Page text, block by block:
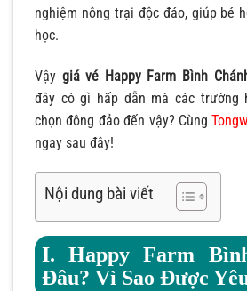
nghiệm nông trại độc đáo, giúp bé
học.
Vậy giá vé Happy Farm Bình
đây có gì hấp dẫn mà các trường
chọn đông đảo đến vậy? Cùng
ngay sau đây!
Nội dung bài viết
I. Happy Farm
Đâu? Vì Sao Được